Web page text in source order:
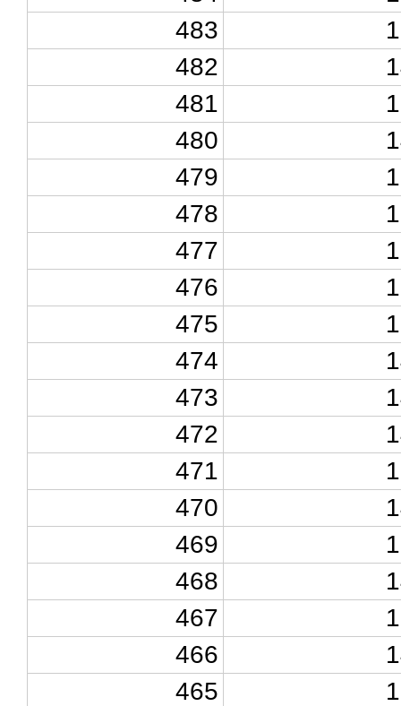
483
482
481
480
479
478
477
476
475
474
473
472
471
470
469
468
467
466
465